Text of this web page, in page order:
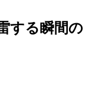
する瞬間の